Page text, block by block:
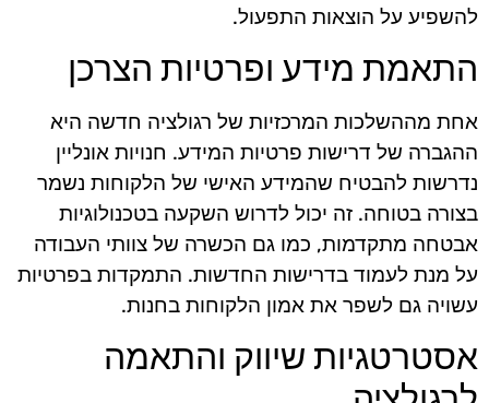
להשפיע על הוצאות התפעול.
התאמת מידע ופרטיות הצרכן
אחת מההשלכות המרכזיות של רגולציה חדשה היא
ההגברה של דרישות פרטיות המידע. חנויות אונליין
נדרשות להבטיח שהמידע האישי של הלקוחות נשמר
בצורה בטוחה. זה יכול לדרוש השקעה בטכנולוגיות
אבטחה מתקדמות, כמו גם הכשרה של צוותי העבודה
על מנת לעמוד בדרישות החדשות. התמקדות בפרטיות
עשויה גם לשפר את אמון הלקוחות בחנות.
אסטרטגיות שיווק והתאמה